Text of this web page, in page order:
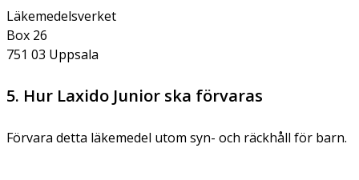
Läkemedelsverket
Box 26
751 03 Uppsala
5. Hur Laxido Junior ska förvaras
Förvara detta läkemedel utom syn- och räckhåll för barn.